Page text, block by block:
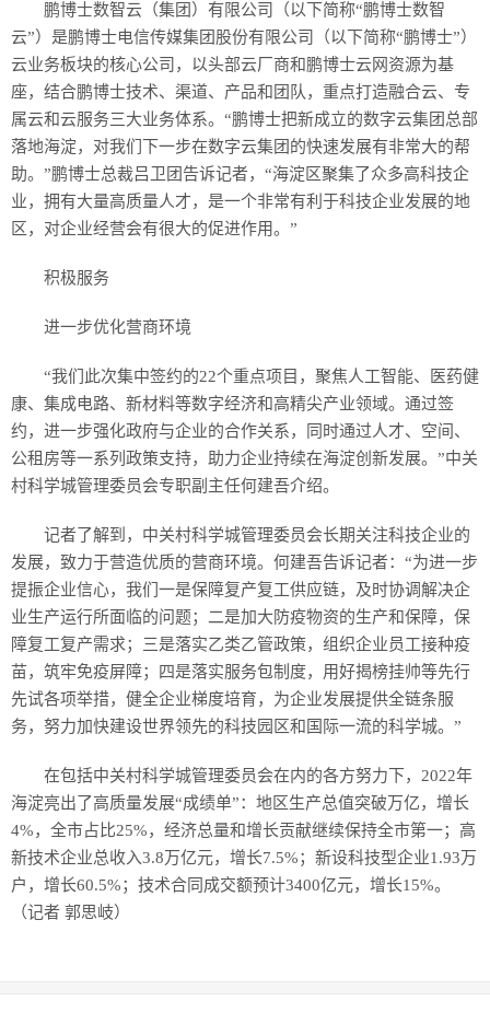
鹏博士数智云（集团）有限公司（以下简称“鹏博士数智
云”）是鹏博士电信传媒集团股份有限公司（以下简称“鹏博士”）
云业务板块的核心公司，以头部云厂商和鹏博士云网资源为基
座，结合鹏博士技术、渠道、产品和团队，重点打造融合云、专
属云和云服务三大业务体系。“鹏博士把新成立的数字云集团总部
落地海淀，对我们下一步在数字云集团的快速发展有非常大的帮
助。”鹏博士总裁吕卫团告诉记者，“海淀区聚集了众多高科技企
业，拥有大量高质量人才，是一个非常有利于科技企业发展的地
区，对企业经营会有很大的促进作用。”
积极服务
进一步优化营商环境
“我们此次集中签约的22个重点项目，聚焦人工智能、医药健
康、集成电路、新材料等数字经济和高精尖产业领域。通过签
约，进一步强化政府与企业的合作关系，同时通过人才、空间、
公租房等一系列政策支持，助力企业持续在海淀创新发展。”中关
村科学城管理委员会专职副主任何建吾介绍。
记者了解到，中关村科学城管理委员会长期关注科技企业的
发展，致力于营造优质的营商环境。何建吾告诉记者：“为进一步
提振企业信心，我们一是保障复产复工供应链，及时协调解决企
业生产运行所面临的问题；二是加大防疫物资的生产和保障，保
障复工复产需求；三是落实乙类乙管政策，组织企业员工接种疫
苗，筑牢免疫屏障；四是落实服务包制度，用好揭榜挂帅等先行
先试各项举措，健全企业梯度培育，为企业发展提供全链条服
务，努力加快建设世界领先的科技园区和国际一流的科学城。”
在包括中关村科学城管理委员会在内的各方努力下，2022年
海淀亮出了高质量发展“成绩单”：地区生产总值突破万亿，增长
4%，全市占比25%，经济总量和增长贡献继续保持全市第一；高
新技术企业总收入3.8万亿元，增长7.5%；新设科技型企业1.93万
户，增长60.5%；技术合同成交额预计3400亿元，增长15%。
（记者 郭思岐）